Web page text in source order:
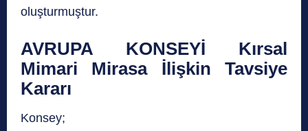
oluşturmuştur.
AVRUPA KONSEYİ Kırsal
Mimari Mirasa İlişkin Tavsiye
Kararı
Konsey;